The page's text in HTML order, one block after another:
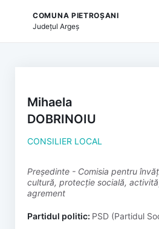
COMUNA PIETROȘANI
Județul Argeș
Mihaela
DOBRINOIU
CONSILIER LOCAL
președinte - Comisia pentru învățământ, sănătate,
cultură, protecție socială,
agrement
Partidul politic: PSD (Partidul